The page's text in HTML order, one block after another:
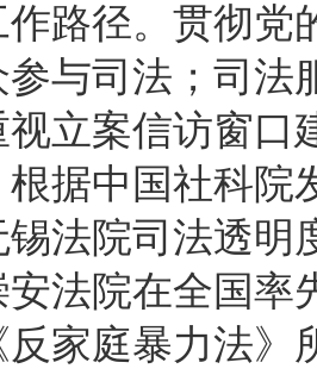
作路径。贯彻党
与司法；司法
立案信访窗口
根据中国社科院
法院司法透明
法院在全国率
家庭暴力法》